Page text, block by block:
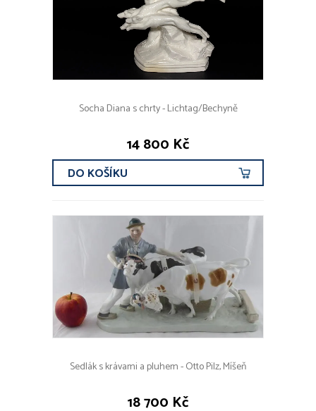
Socha Diana s chrty - Lichtag/Bechyně
14 800 Kč
DO KOŠÍKU
Sedlák s krávami a pluhem - Otto Pilz, Míšeň
18 700 Kč